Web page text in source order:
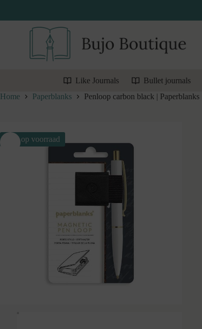
de
Like Journals Bullet journals
Home
Paperblanks Penloop carbon black | Paperblanks
Niet op voorraad